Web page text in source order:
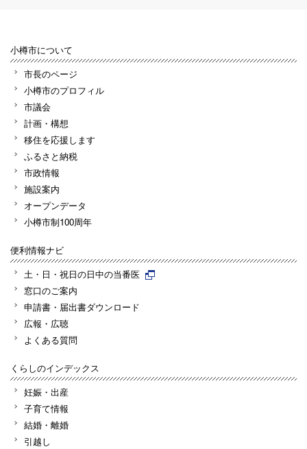
小樽市について
市長のページ
小樽市のプロフィル
市議会
計画・構想
移住を応援します
ふるさと納税
市政情報
施設案内
オープンデータ
小樽市制100周年
便利情報ナビ
土・日・祝日の日中の当番医
窓口のご案内
申請書・届出書ダウンロード
広報・広聴
よくある質問
くらしのインデックス
妊娠・出産
子育て情報
結婚・離婚
引越し